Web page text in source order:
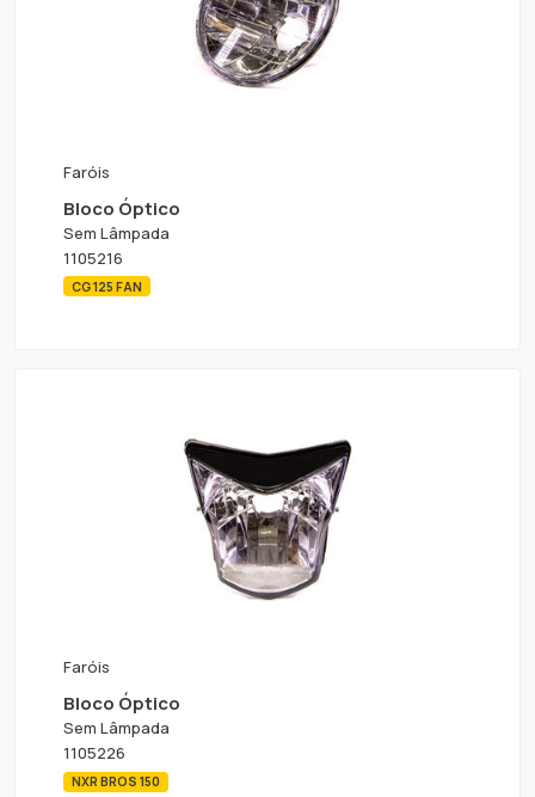
Faróis
Bloco Óptico
Sem Lâmpada
1105216
CG 125 FAN
Faróis
Bloco Óptico
Sem Lâmpada
1105226
NXR BROS 150